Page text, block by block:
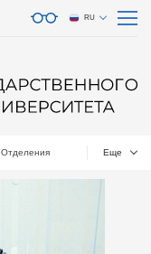
RU
Отделения Еще